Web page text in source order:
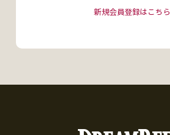
新規会員登録はこちら